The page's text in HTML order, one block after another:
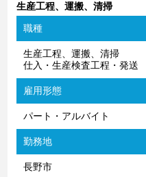
生産工程、運搬、清掃
職種
生産工程、運搬、清掃
仕入・生産検査工程・発送
雇用形態
パート・アルバイト
勤務地
長野市